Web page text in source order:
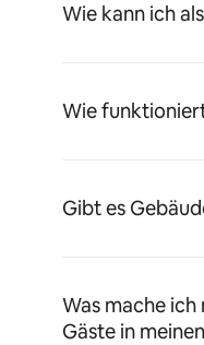
Wie kann ich
Wie
Gibt es
Was mache
Gäste in